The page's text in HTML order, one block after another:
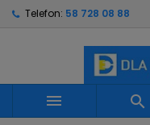
Telefon: 58 728 08 88
 
Utwórz nową
((confirmMessage))
Nazwa listy życzeń
Musisz być
swojej liście życzeń.